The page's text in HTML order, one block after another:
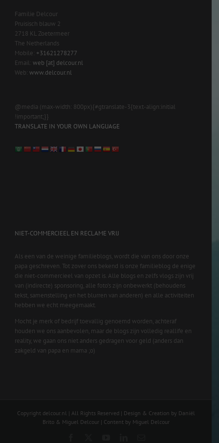
Familie Delcour
Pruisisch blauw 2
2718 KL Zoetermeer
The Netherlands
Mobile: +31621278277
Email: web [at] delcour.nl
Web: www.delcour.nl
@media (max-width: 800px){#gtranslate-3{text-align:initial
!important;}}
TRANSLATE IN YOUR OWN LANGUAGE
NIET-COMMERCIEEL EN RECLAME VRIJ
Als een van de weinige familieblogs, wordt die van ons door onze
papa geschreven. Tot zover ons bekend is onze familieblog de enige
die niet-commercieel van opzet is. Alle blogs en zelfs vlogs zijn vrij
van (indirecte) sponsoring, alle foto’s zijn onbewerkt (behoudens
tekst, samenstelling en het blurren van anderen) en alle activiteiten
hebben we echt meegemaakt.
Mocht je merk of bedrijf toevallig genoemd worden, achteraf
houden we ons aanbevolen, maar de blogs zijn volledig reallife en
reality, we gaan ons niet anders gedragen voor geld (anders dan
zakgeld van papa en mama ;o)
Copyright delcour.nl | All Rights Reserved | Design & Creation by Daniël
Brito & Miguel Delcour | Content by Miguel Delcour